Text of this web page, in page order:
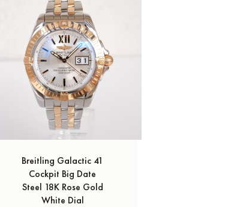
Breitling Galactic 41
Cockpit Big Date
Steel 18K Rose Gold
White Dial